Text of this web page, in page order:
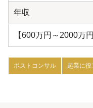
年収
【600万円～2000万
ポストコンサル 起業に役